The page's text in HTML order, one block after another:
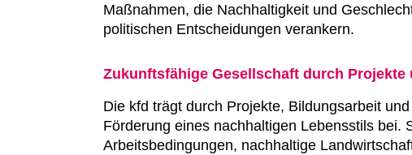
Maßnahmen, die Nachhaltigkeit und
politischen Entscheidungen verankern.
Zukunftsfähige Gesellschaft durch Projekte
Die kfd trägt durch Projekte, Bildungsarbeit
Förderung eines nachhaltigen Lebensstils bei.
Arbeitsbedingungen, nachhaltige